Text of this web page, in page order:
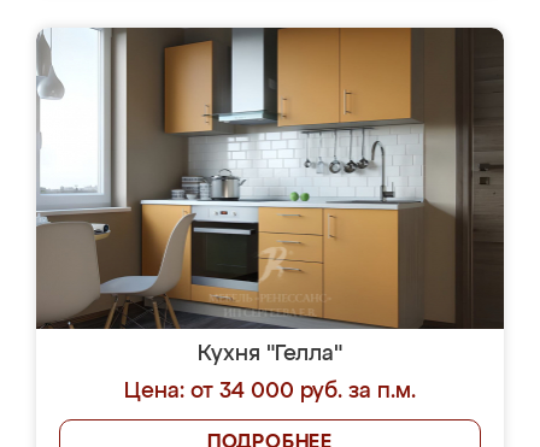
Кухня "Гелла"
Цена: от 34 000 руб. за п.м.